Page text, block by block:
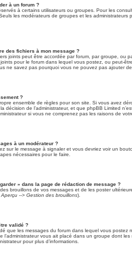
à un forum ?
à certains utilisateurs ou groupes. Pour les
les modérateurs de groupes et les
des fichiers à mon message ?
joints peut être accordée par forum, par groupe, ou
joints pour le forum dans lequel vous postez, ou peut-
ne savez pas pourquoi vous ne pouvez pas ajouter
?
ensemble de règles pour son site. Si vous avez
décision de l’administrateur, et que phpBB Limited
si vous ne comprenez pas les raisons de
à un modérateur ?
sur le message à signaler et vous devriez voir un
nécessaires pour le faire.
» dans la page de rédaction de message ?
brouillons de vos messages et de les poster
Aperçu --> Gestion des brouillons).
validé ?
que les messages du forum dans lequel vous postez
l’administrateur vous ait placé dans un groupe dont
pour plus d’informations.